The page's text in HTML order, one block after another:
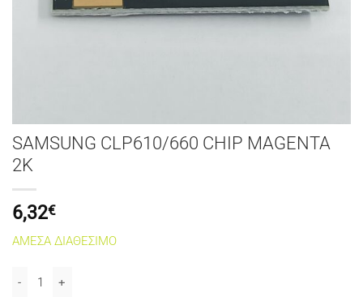
SAMSUNG CLP610/660 CHIP MAGENTA
2K
6,32€
ΑΜΕΣΑ ΔΙΑΘΕΣΙΜΟ
SAMSUNG CLP610/660 CHIP MAGENTA 2K ποσότητα